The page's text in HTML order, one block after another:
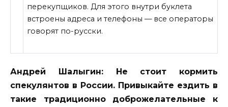
перекупщиков. Для этого внутри буклета
встроены адреса и телефоны — все операторы
говорят по-русски.
Андрей Шалыгин: Не стоит кормить
спекулянтов в России. Привыкайте ездить в
такие традиционно доброжелательные к